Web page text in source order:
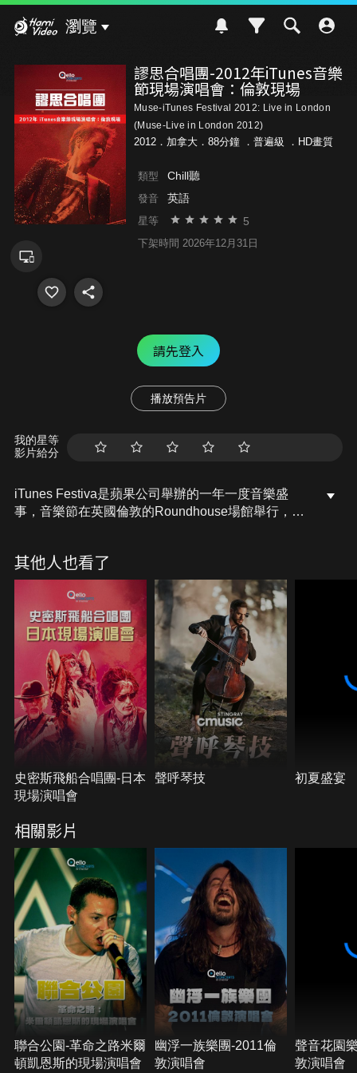
瀏覽
謬思合唱團-2012年iTunes音樂
節現場演唱會：倫敦現場
Muse-iTunes Festival 2012: Live in London
(Muse-Live in London 2012)
2012．加拿大．88分鐘 ． 普遍級 ．HD畫質
類型 Chill聽
發音 英語
星等 5
下架時間 2026年12月31日
請先登入
播放預告片
我的星等
影片給分
iTunes Festiva是蘋果公司舉辦的一年一度音樂盛
事，音樂節在英國倫敦的Roundhouse場館舉行，這
本：Starlight、Time Is Running Out、Uprising等。
其他人也看了
史密斯飛船合唱團-日本
現場演唱會
聲呼琴技 初夏盛宴
相關影片
聯合公園-革命之路米爾
頓凱恩斯的現場演唱會
幽浮一族樂團-2011倫
敦演唱會
聲音花園
敦演唱會